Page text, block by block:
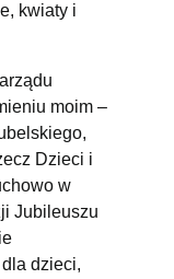
kwiaty i
moim –
Dzieci i
w
Jubileuszu
dzieci,